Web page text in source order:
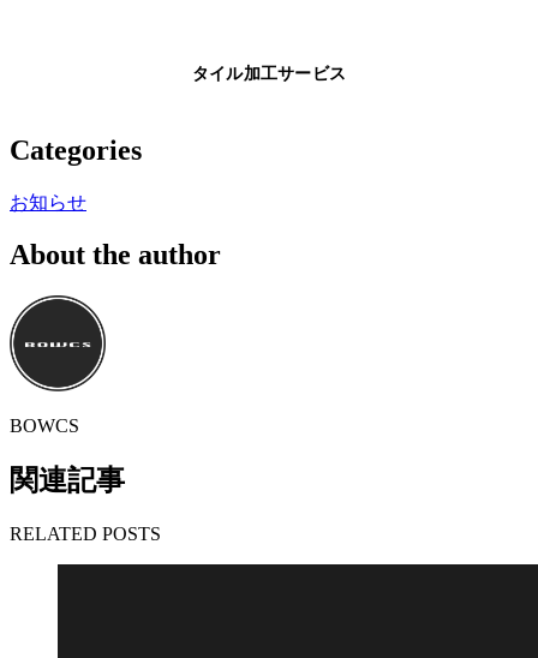
タイル加工サービス
Categories
お知らせ
About the author
BOWCS
関連記事
RELATED POSTS